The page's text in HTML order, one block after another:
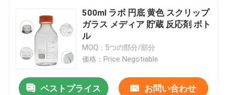
500ml ラボ 円底 黄色 スクリップ
ガラス メディア 貯蔵 反応剤 ボト
ル
MOQ：5つの部分/部分
価格：Price Negotiable
ベストプライス お問い合わせ